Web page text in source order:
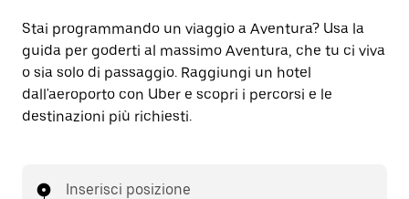
Stai programmando un viaggio a Aventura? Usa la
guida per goderti al massimo Aventura, che tu ci viva
o sia solo di passaggio. Raggiungi un hotel
dall'aeroporto con Uber e scopri i percorsi e le
destinazioni più richiesti.
Inserisci posizione